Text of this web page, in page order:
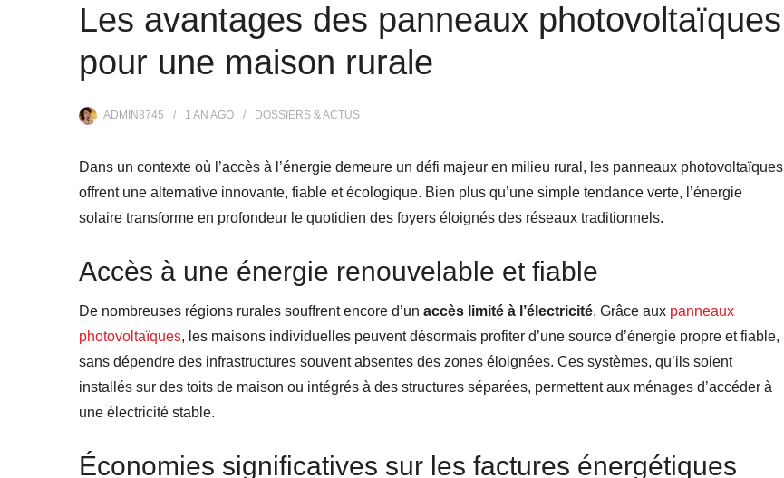
Les avantages des panneaux photovoltaïques
pour une maison rurale
ADMIN8745 1 AN AGO DOSSIERS & ACTUS
Dans un contexte où l’accès à l’énergie demeure un défi majeur en milieu rural, les panneaux photovoltaïques
offrent une alternative innovante, fiable et écologique. Bien plus qu’une simple tendance verte, l’énergie
solaire transforme en profondeur le quotidien des foyers éloignés des réseaux traditionnels.
Accès à une énergie renouvelable et fiable
De nombreuses régions rurales souffrent encore d’un accès limité à l’électricité. Grâce aux panneaux
photovoltaïques, les maisons individuelles peuvent désormais profiter d’une source d’énergie propre et fiable,
sans dépendre des infrastructures souvent absentes des zones éloignées. Ces systèmes, qu’ils soient
installés sur des toits de maison ou intégrés à des structures séparées, permettent aux ménages d’accéder à
une électricité stable.
Économies significatives sur les factures énergétiques